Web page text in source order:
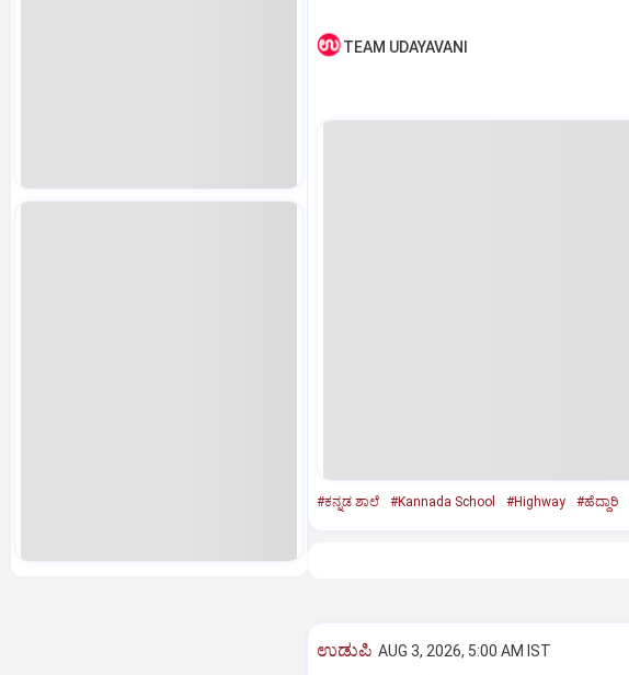
TEAM UDAYAVANI
#ಕನ್ನಡ ಶಾಲೆ #Kannada School #Highway #ಹೆದ್ದಾರಿ
ಉಡುಪಿ AUG 3, 2026, 5:00 AM IST